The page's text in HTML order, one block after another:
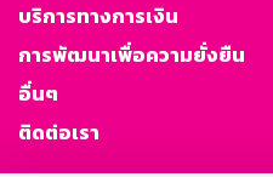
บริการทางการเงิน
การพัฒนาเพื่อความยั่งยืน
อื่นๆ
ติดต่อเรา